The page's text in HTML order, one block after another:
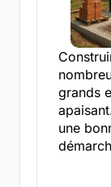
grands
une